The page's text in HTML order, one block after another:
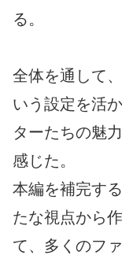
る。
全体を通して
いう設定を活
ターたちの魅
感じた。
本編を補完す
たな視点から
て、多くのフ